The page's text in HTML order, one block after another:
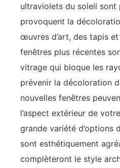
ultraviolets du soleil sont
provoquent la
œuvres d’art, des tapis
fenêtres plus récentes
vitrage qui bloque les
prévenir la décoloration
nouvelles fenêtres
l’aspect extérieur de
grande variété d’options
sont esthétiquement
complèteront le style